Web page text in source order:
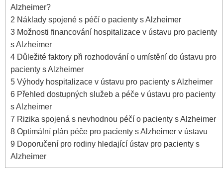
Alzheimer?
2 Náklady spojené s péčí o pacienty s Alzheimer
3 Možnosti financování hospitalizace v ústavu pro pacienty
s Alzheimer
4 Důležité faktory při rozhodování o umístění do ústavu pro
pacienty s Alzheimer
5 Výhody hospitalizace v ústavu pro pacienty s Alzheimer
6 Přehled dostupných služeb a péče v ústavu pro pacienty
s Alzheimer
7 Rizika spojená s nevhodnou péčí o pacienty s Alzheimer
8 Optimální plán péče pro pacienty s Alzheimer v ústavu
9 Doporučení pro rodiny hledající ústav pro pacienty s
Alzheimer